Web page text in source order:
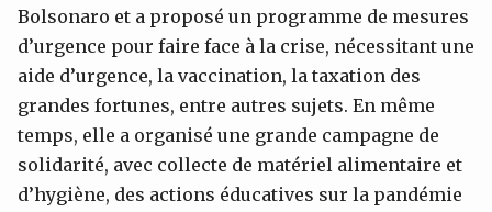
Bolsonaro et a proposé un programme de mesures
d’urgence pour faire face à la crise, nécessitant une
aide d’urgence, la vaccination, la taxation des
grandes fortunes, entre autres sujets. En même
temps, elle a organisé une grande campagne de
solidarité, avec collecte de matériel alimentaire et
d’hygiène, des actions éducatives sur la pandémie